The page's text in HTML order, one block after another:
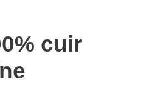
cuir